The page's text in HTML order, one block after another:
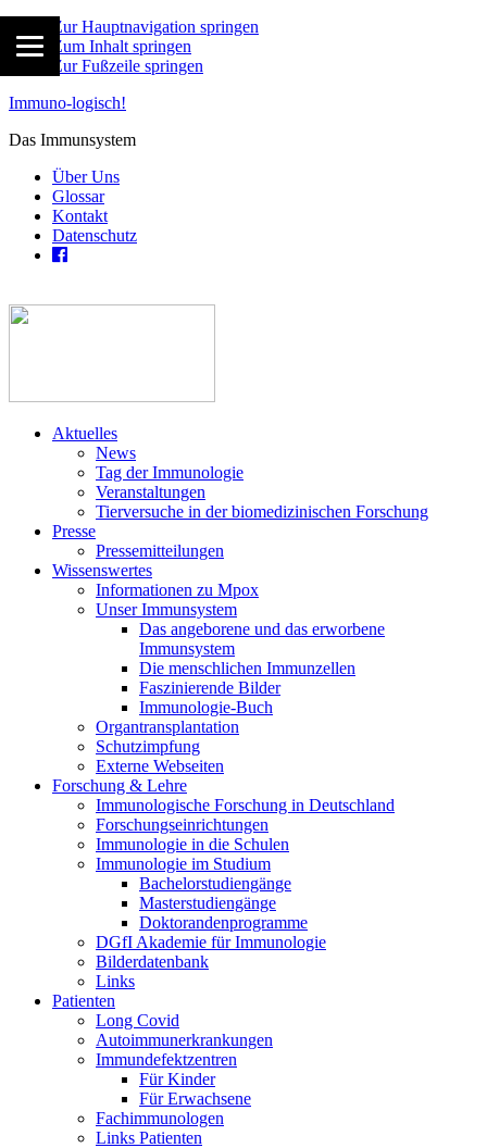
Zur Hauptnavigation springen
Zum Inhalt springen
Zur Fußzeile springen
Immuno-logisch!
Das Immunsystem
Über Uns
Glossar
Kontakt
Datenschutz
Aktuelles
News
Tag der Immunologie
Veranstaltungen
Tierversuche in der biomedizinischen Forschung
Presse
Pressemitteilungen
Wissenswertes
Informationen zu Mpox
Unser Immunsystem
Das angeborene und das erworbene
Immunsystem
Die menschlichen Immunzellen
Faszinierende Bilder
Immunologie-Buch
Organtransplantation
Schutzimpfung
Externe Webseiten
Forschung & Lehre
Immunologische Forschung in Deutschland
Forschungseinrichtungen
Immunologie in die Schulen
Immunologie im Studium
Bachelorstudiengänge
Masterstudiengänge
Doktorandenprogramme
DGfI Akademie für Immunologie
Bilderdatenbank
Links
Patienten
Long Covid
Autoimmunerkrankungen
Immundefektzentren
Für Kinder
Für Erwachsene
Fachimmunologen
Links Patienten